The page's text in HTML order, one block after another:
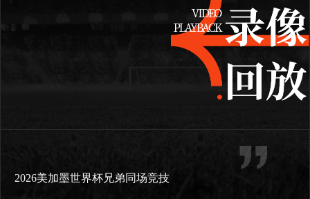
2026美加墨世界杯兄弟同场竞技